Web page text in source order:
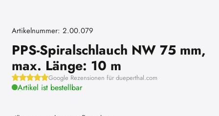
Artikelnummer: 2.00.079
PPS-Spiralschlauch NW 75 mm,
max. Länge: 10 m
Google Rezensionen für dueperthal.com
Artikel ist bestellbar